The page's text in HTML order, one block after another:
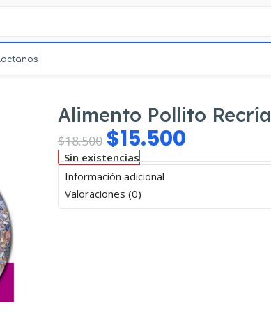
Alimento Pollito Recría
$18.500 $15.500
Sin existencias
Información adicional
Valoraciones (0)